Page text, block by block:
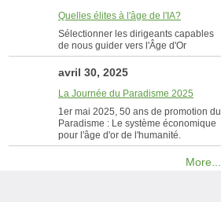
Quelles élites à l'âge de l'IA?
Sélectionner les dirigeants capables
de nous guider vers l'Âge d'Or
avril 30, 2025
La Journée du Paradisme 2025
1er mai 2025, 50 ans de promotion du
Paradisme : Le système économique
pour l'âge d'or de l'humanité.
More...